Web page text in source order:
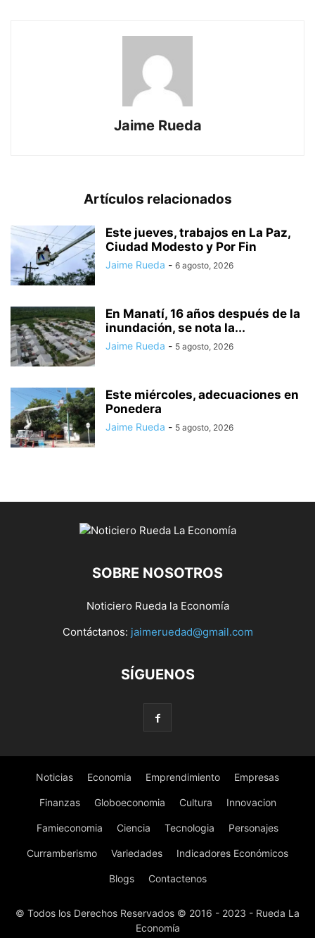
Jaime Rueda
Artículos relacionados
Este jueves, trabajos en La Paz,
Ciudad Modesto y Por Fin
Jaime Rueda - 6 agosto, 2026
En Manatí, 16 años después de la
inundación, se nota la...
Jaime Rueda - 5 agosto, 2026
Este miércoles, adecuaciones en
Ponedera
Jaime Rueda - 5 agosto, 2026
SOBRE NOSOTROS
Noticiero Rueda la Economía
Contáctanos: jaimeruedad@gmail.com
SÍGUENOS
Noticias Economia Emprendimiento Empresas
Finanzas Globoeconomia Cultura Innovacion
Famieconomia Ciencia Tecnologia Personajes
Curramberismo Variedades Indicadores Económicos
Blogs Contactenos
© Todos los Derechos Reservados © 2016 - 2023 - Rueda La
Economía